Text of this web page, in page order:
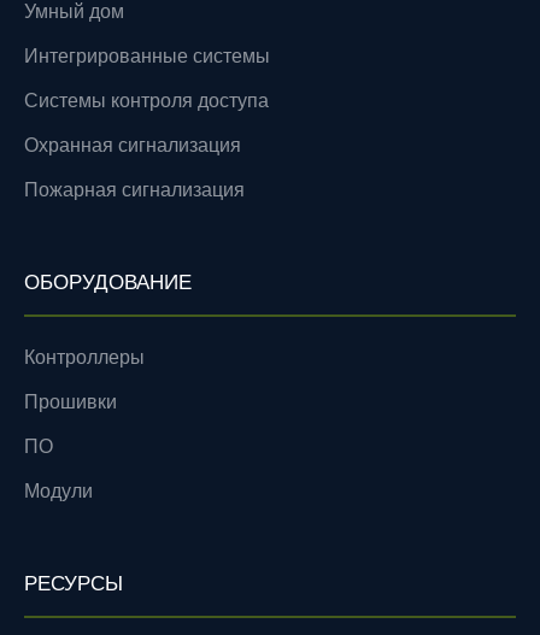
Умный дом
Интегрированные системы
Системы контроля доступа
Охранная сигнализация
Пожарная сигнализация
ОБОРУДОВАНИЕ
Контроллеры
Прошивки
ПО
Модули
РЕСУРСЫ